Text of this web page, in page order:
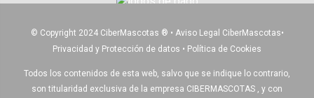
© Copyright 2024 CiberMascotas ® • Aviso Legal CiberMascotas•
Privacidad y Protección de datos • Política de Cookies
Todos los contenidos de esta web, salvo que se indique lo contrario,
son titularidad exclusiva de la empresa CIBERMASCOTAS , y con